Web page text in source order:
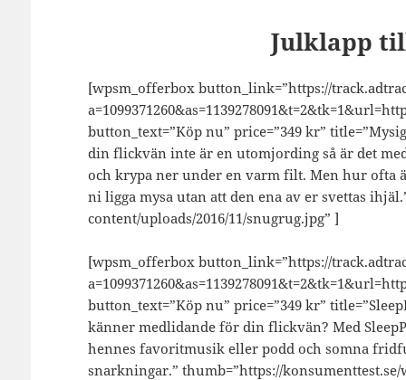
Julklapp
[wpsm_offerbox button_link=”https://
button_text=”Köp nu” price=”349 kr”
din flickvän inte är en utomjording så är det
och krypa ner under en varm filt. Men hur ofta
ni ligga mysa utan att den ena av er svettas
content/uploads/2016/11/snugrug.jpg” ]
[wpsm_offerbox button_link=”https://
button_text=”Köp nu” price=”349 kr”
känner medlidande för din flickvän? Med
hennes favoritmusik eller podd och somna
snarkningar.” thumb=”https://